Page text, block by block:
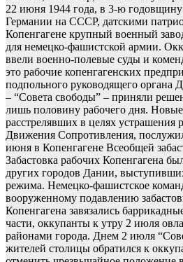
22 июня 1944 года, в 3-ю
Германии на СССР, датскими
Копенгагене крупный военный
для немецко-фашистской армии.
ввели военно-полевые суды и
это рабочие копенгагенских
подпольного руководящего органа
– “Совета свободы” – приняли
лишь половину рабочего дня.
расстрелявших в целях устрашения
Движения Сопротивления,
июня в Копенгагене Всеобщей
Забастовка рабочих Копенгагена
других городов Дании,
режима. Немецко-фашистское
вооруженному подавлению
Копенгагена завязались
части, оккупанты к утру 2 июля
районами города. Днем 2 июля
жителей столицы обратился к